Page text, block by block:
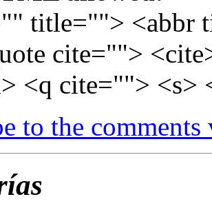
title=""> <abbr
cite="">
<q cite=""> <s>
to the comments